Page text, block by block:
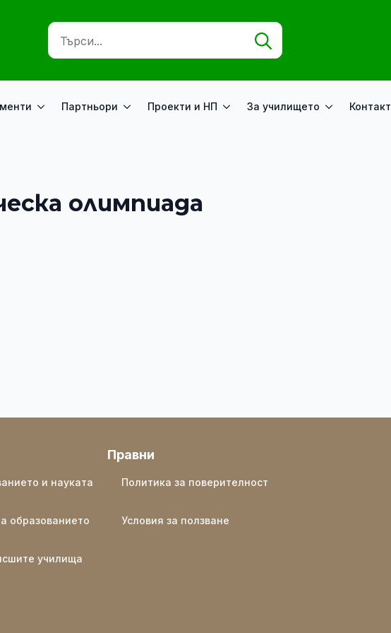
Search
Партньори Проекти и НП За училището
олимпиада
и науката
образованието
училища
Правни
Политика за поверителност
Условия за ползване